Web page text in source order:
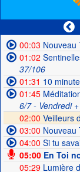
00:03 Nouveau
01:02
37/106
01:31 10
01:45
6/7 - Vendredi
02:00 Veilleurs
03:00 Nouveau
04:00 Si tu
05:00En Toi
05:29Lumière